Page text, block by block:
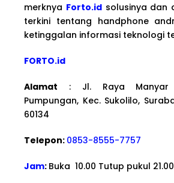
merknya Forto.idsolusinya dan
terkini tentang handphone
ketinggalan informasi teknologi
FORTO.id
Alamat : Jl. Raya Manyar
Pumpungan, Kec. Sukolilo,
60134
Telepon: 0853-8555-7757
Jam: Buka 10.00 Tutup pukul 21.00